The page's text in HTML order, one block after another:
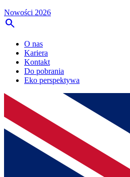
Nowości 2026
search
O nas
Kariera
Kontakt
Do pobrania
Eko perspektywa